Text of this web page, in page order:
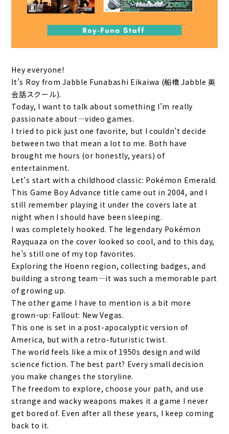
Hey everyone!
It’s Roy from Jabble Funabashi Eikaiwa (船橋 Jabble 英
会話スクール).
Today, I want to talk about something I’m really
passionate about—video games.
I tried to pick just one favorite, but I couldn’t decide
between two that mean a lot to me. Both have
brought me hours (or honestly, years) of
entertainment.
Let’s start with a childhood classic: Pokémon Emerald.
This Game Boy Advance title came out in 2004, and I
still remember playing it under the covers late at
night when I should have been sleeping.
I was completely hooked. The legendary Pokémon
Rayquaza on the cover looked so cool, and to this day,
he’s still one of my top favorites.
Exploring the Hoenn region, collecting badges, and
building a strong team—it was such a memorable part
of growing up.
The other game I have to mention is a bit more
grown-up: Fallout: New Vegas.
This one is set in a post-apocalyptic version of
America, but with a retro-futuristic twist.
The world feels like a mix of 1950s design and wild
science fiction. The best part? Every small decision
you make changes the storyline.
The freedom to explore, choose your path, and use
strange and wacky weapons makes it a game I never
get bored of. Even after all these years, I keep coming
back to it.